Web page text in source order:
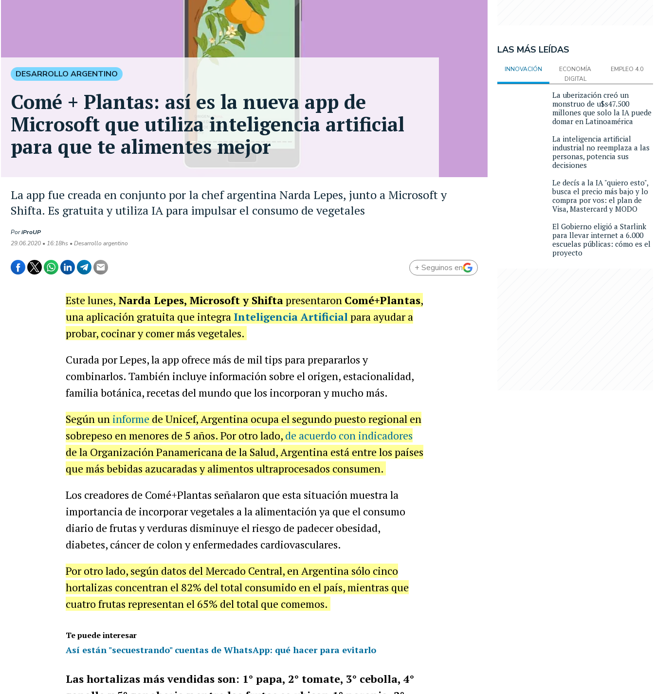
La app fue creada en conjunto por la chef argentina Narda Lepes, junto a Microsoft y
Shifta. Es gratuita y utiliza IA para impulsar el consumo de vegetales
PoriProUP
29.06.2020 • 16:18hs • Desarrollo argentino
DESARROLLO ARGENTINO
Comé + Plantas: así es la nueva app de
Microsoft que utiliza inteligencia artificial
para que te alimentes mejor
+ Seguinos en
Este lunes, Narda Lepes, Microsoft y Shiftapresentaron Comé+Plantas,
una aplicación gratuita que integra Inteligencia Artificial para ayudar a
probar, cocinar y comer más vegetales.
Curada por Lepes, la app ofrece más de mil tips para prepararlos y
combinarlos. También incluye información sobre el origen, estacionalidad,
familia botánica, recetas del mundo que los incorporan y mucho más.
Según un informe de Unicef, Argentina ocupa el segundo puesto regional en
sobrepeso en menores de 5 años. Por otro lado, de acuerdo con indicadores
de la Organización Panamericana de la Salud, Argentina está entre los países
que más bebidas azucaradas y alimentos ultraprocesados consumen.
Los creadores de Comé+Plantas señalaron que esta situación muestra la
importancia de incorporar vegetales a la alimentación ya que el consumo
diario de frutas y verduras disminuye el riesgo de padecer obesidad,
diabetes, cáncer de colon y enfermedades cardiovasculares.
Por otro lado, según datos del Mercado Central, en Argentina sólo cinco
hortalizas concentran el 82% del total consumido en el país, mientras que
cuatro frutas representan el 65% del total que comemos.
Te puede interesar
Así están "secuestrando" cuentas de WhatsApp: qué hacer para evitarlo
Las hortalizas más vendidas son: 1° papa, 2° tomate, 3° cebolla, 4°
LAS MÁS LEÍDAS
INNOVACIÓN
ECONOMÍA
DIGITAL
EMPLEO 4.0
La uberización creó un
monstruo de u$s47.500
millones que solo la IA puede
domar en Latinoamérica
La inteligencia artificial
industrial no reemplaza a las
personas, potencia sus
decisiones
Le decís a la IA "quiero esto",
busca el precio más bajo y lo
compra por vos: el plan de
Visa, Mastercard y MODO
El Gobierno eligió a Starlink
para llevar internet a 6.000
escuelas públicas: cómo es el
proyecto